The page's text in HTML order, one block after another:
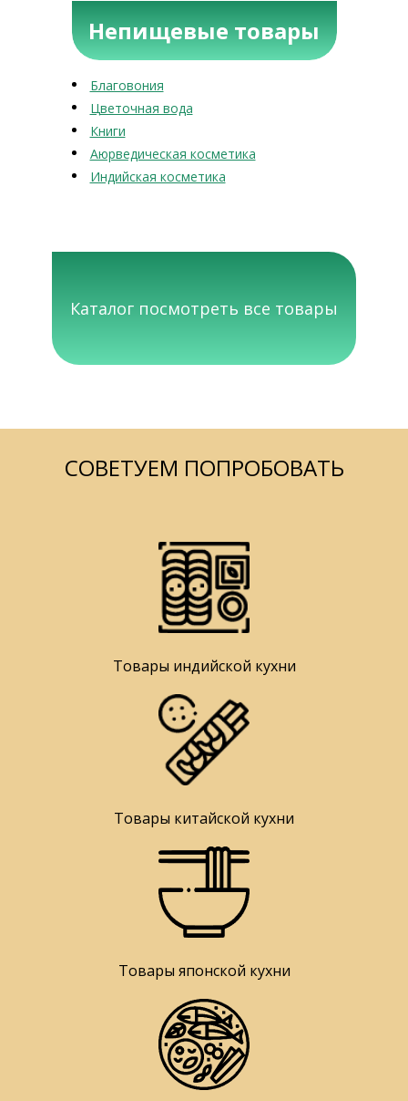
Непищевые товары
Благовония
Цветочная вода
Книги
Аюрведическая косметика
Индийская косметика
Каталог посмотреть все товары
СОВЕТУЕМ ПОПРОБОВАТЬ
Товары индийской кухни
Товары китайской кухни
Товары японской кухни